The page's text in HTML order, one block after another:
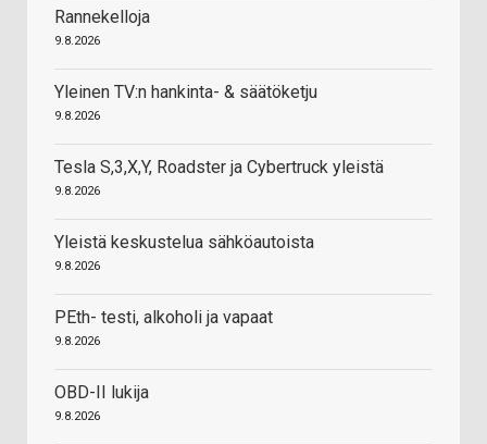
Rannekelloja
9.8.2026
Yleinen TV:n hankinta- & säätöketju
9.8.2026
Tesla S,3,X,Y, Roadster ja Cybertruck yleistä
9.8.2026
Yleistä keskustelua sähköautoista
9.8.2026
PEth- testi, alkoholi ja vapaat
9.8.2026
OBD-II lukija
9.8.2026